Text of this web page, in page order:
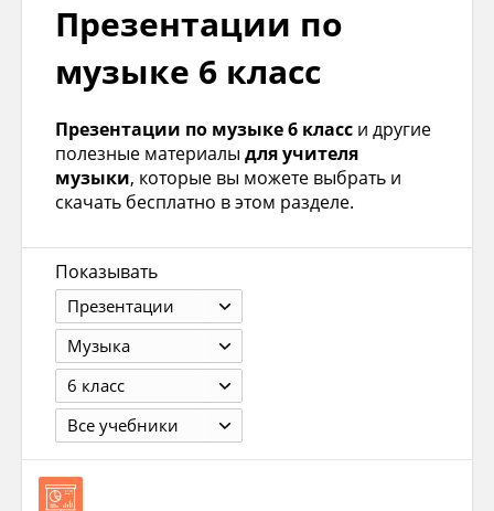
Презентации по
музыке 6 класс
Презентации по музыке 6 класс и другие
полезные материалы для учителя
музыки, которые вы можете выбрать и
скачать бесплатно в этом разделе.
Показывать
Презентации
Музыка
6 класс
Все учебники